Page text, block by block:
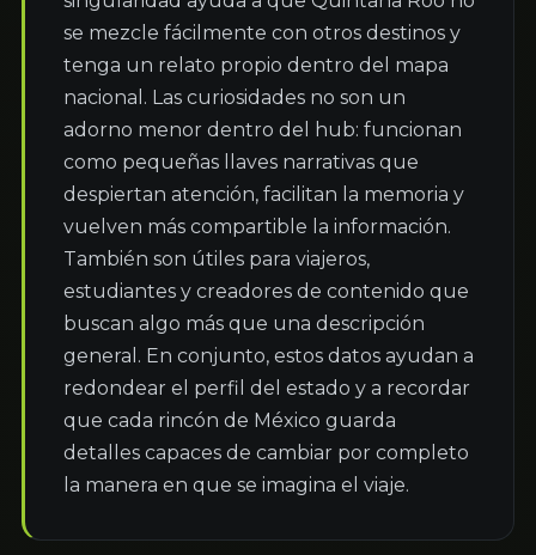
se mezcle fácilmente con otros destinos y
tenga un relato propio dentro del mapa
nacional. Las curiosidades no son un
adorno menor dentro del hub: funcionan
como pequeñas llaves narrativas que
despiertan atención, facilitan la memoria y
vuelven más compartible la información.
También son útiles para viajeros,
estudiantes y creadores de contenido que
buscan algo más que una descripción
general. En conjunto, estos datos ayudan a
redondear el perfil del estado y a recordar
que cada rincón de México guarda
detalles capaces de cambiar por completo
la manera en que se imagina el viaje.